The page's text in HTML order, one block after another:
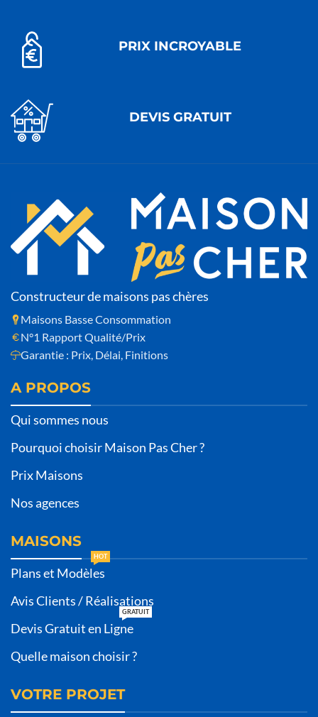
PRIX INCROYABLE
DEVIS GRATUIT
Constructeur de maisons pas chères
Maisons Basse Consommation
N°1 Rapport Qualité/Prix
Garantie : Prix, Délai, Finitions
A PROPOS
Qui sommes nous
Pourquoi choisir Maison Pas Cher ?
Prix Maisons
Nos agences
MAISONS
Plans et Modèles
HOT
Avis Clients / Réalisations
Devis Gratuit en Ligne
GRATUIT
Quelle maison choisir ?
VOTRE PROJET